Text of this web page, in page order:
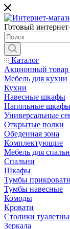
Готовый
Каталог
Акционный товар
Мебель для кухни
Кухни
Навесные шкафы
Напольные шкафы
Универсальные
Открытые полки
Обеденная зона
Комплектующие
Мебель для
Спальни
Шкафы
Тумбы
Тумбы навесные
Комоды
Кровати
Столики
Зеркала